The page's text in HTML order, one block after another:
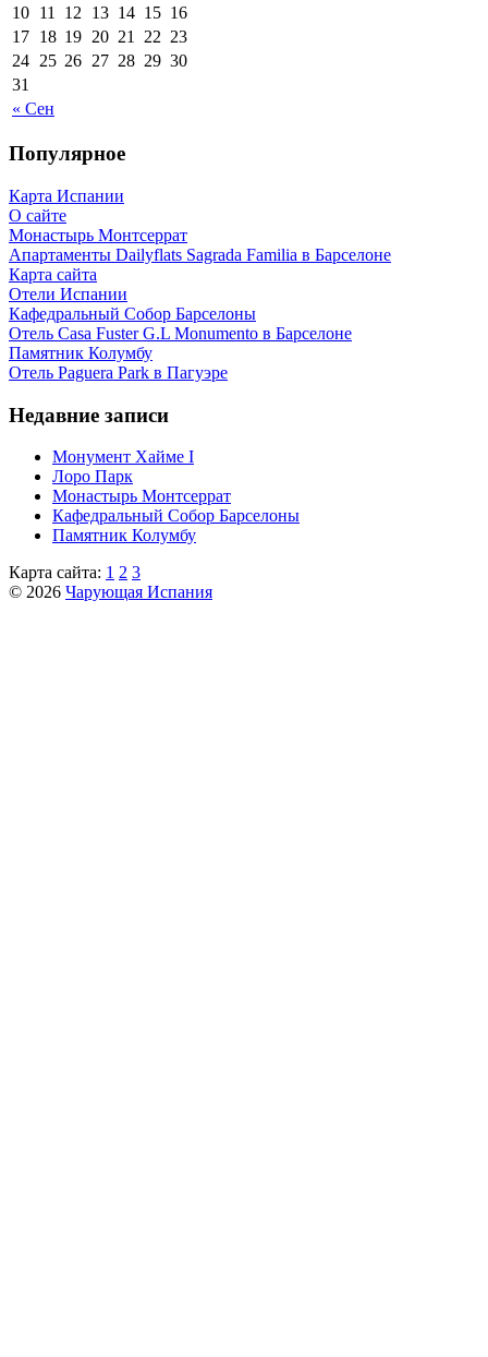
« Сен
10 11 12 13 14 15 16
17 18 19 20 21 22 23
24 25 26 27 28 29 30
31
Популярное
Карта Испании
О сайте
Монастырь Монтсеррат
Апартаменты Dailyflats Sagrada Familia в Барселоне
Карта сайта
Отели Испании
Кафeдрaльный Собор Барселоны
Отель Casa Fuster G.L Monumento в Барселоне
Пaмятник Колумбу
Отель Paguera Park в Пагуэре
Недавние записи
Монумент Хайме I
Лоро Парк
Монастырь Монтсеррат
Кафeдрaльный Собор Барселоны
Пaмятник Колумбу
Карта сайта: 1 2 3
© 2026 Чарующая Испания